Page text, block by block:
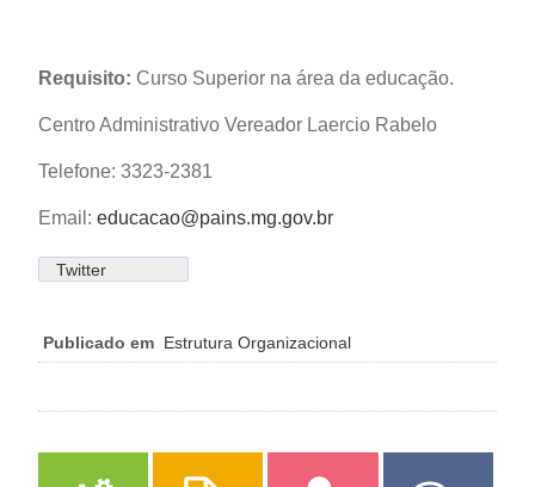
Requisito: Curso Superior na área da educação.
Centro Administrativo Vereador Laercio Rabelo
Telefone: 3323-2381
Email: educacao@pains.mg.gov.br
Twitter
Publicado em Estrutura Organizacional